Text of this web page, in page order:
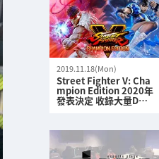
2019.11.18(Mon)
Street Fighter V: Cha
mpion Edition 2020年
發表決定 收錄大量D…